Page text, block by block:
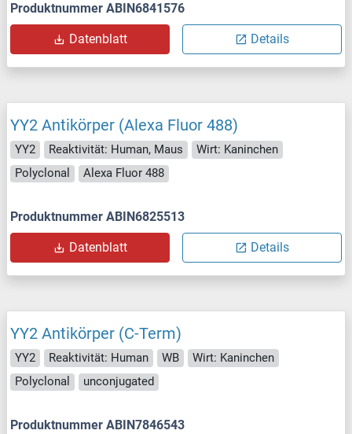
Produktnummer ABIN6841576
Datenblatt Details
YY2 Antikörper (Alexa Fluor 488)
YY2 Reaktivität: Human, Maus
Wirt: Kaninchen
Polyclonal
Alexa Fluor 488
Produktnummer ABIN6825513
Datenblatt Details
YY2 Antikörper (C-Term)
YY2 Reaktivität: Human WB
Wirt: Kaninchen
Polyclonal
unconjugated
Produktnummer ABIN7846543